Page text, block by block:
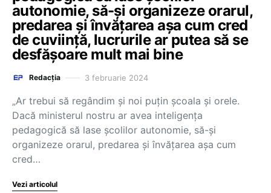
autonomie, să-și organizeze orarul,
predarea și învățarea așa cum cred
de cuviință, lucrurile ar putea să se
desfășoare mult mai bine
Redacția 3 februarie 2024
„Ar trebui să regândim și noi puțin școala și orele.
Dacă ministerul nostru ar avea inteligența
pedagogică să lase școlilor autonomie, să-și
organizeze orarul, predarea și învățarea așa cum
cred…
Vezi articolul